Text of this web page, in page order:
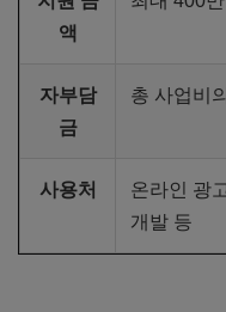
액
자부담
금
총 사업비
사용처
온라인 광
개발 등